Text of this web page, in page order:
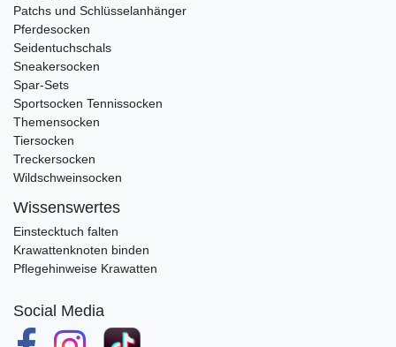
Patchs und Schlüsselanhänger
Pferdesocken
Seidentuchschals
Sneakersocken
Spar-Sets
Sportsocken Tennissocken
Themensocken
Tiersocken
Treckersocken
Wildschweinsocken
Wissenswertes
Einstecktuch falten
Krawattenknoten binden
Pflegehinweise Krawatten
Social Media